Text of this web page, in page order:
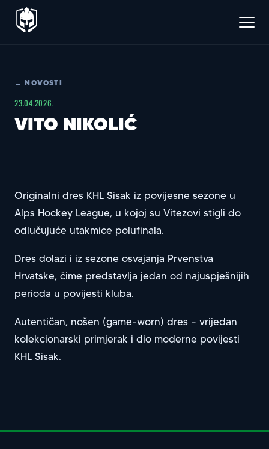
← NOVOSTI
23.04.2026.
VITO NIKOLIĆ
Originalni dres KHL Sisak iz povijesne sezone u
Alps Hockey League, u kojoj su Vitezovi stigli do
odlučujuće utakmice polufinala.
Dres dolazi i iz sezone osvajanja Prvenstva
Hrvatske, čime predstavlja jedan od najuspješnijih
perioda u povijesti kluba.
Autentičan, nošen (game-worn) dres – vrijedan
kolekcionarski primjerak i dio moderne povijesti
KHL Sisak.